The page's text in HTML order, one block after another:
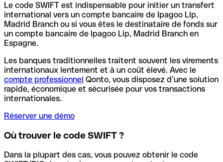
Le code SWIFT est indispensable pour initier un transfert
international vers un compte bancaire de Ipagoo Llp,
Madrid Branch ou si vous êtes le destinataire de fonds sur
un compte bancaire de Ipagoo Llp, Madrid Branch en
Espagne.
Les banques traditionnelles traitent souvent les virements
internationaux lentement et à un coût élevé. Avec le
compte professionnel Qonto, vous disposez d’une solution
rapide, économique et sécurisée pour vos transactions
internationales.
Réserver une démo
Où trouver le code SWIFT ?
Dans la plupart des cas, vous pouvez obtenir le code